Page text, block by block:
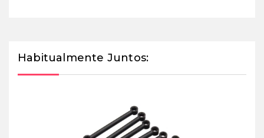
Habitualmente Juntos: